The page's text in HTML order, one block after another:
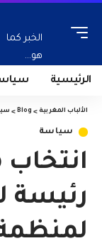
الخبر كما
هو...
الرئيسية
الألباب المغربية >
Blog
>
سياسة
رئيسة